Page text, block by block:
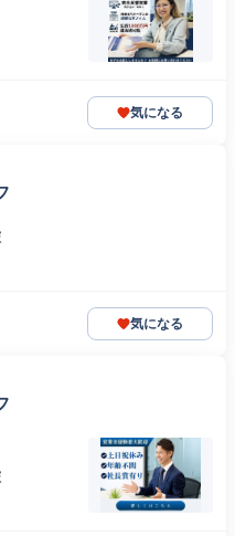
気になる
気になる